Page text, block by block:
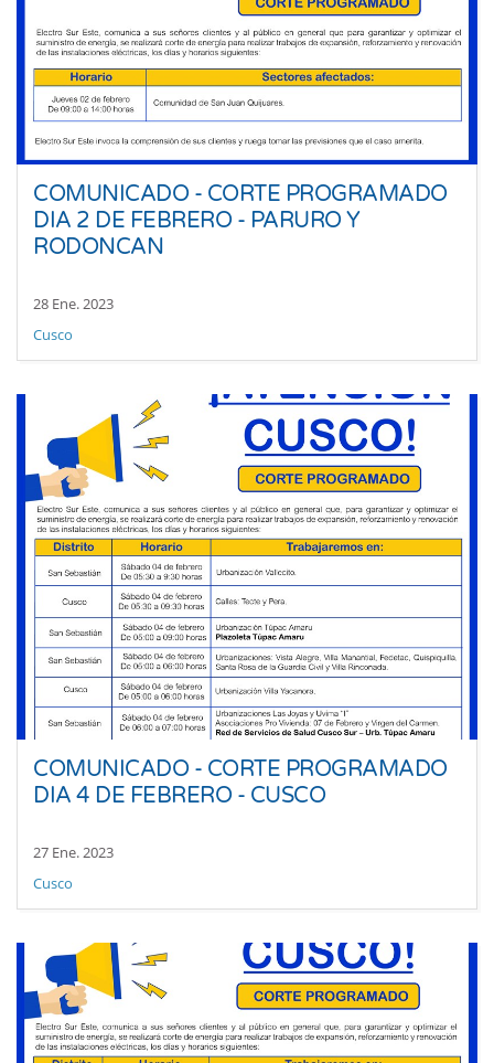
COMUNICADO - CORTE PROGRAMADO
DIA 2 DE FEBRERO - PARURO Y
RODONCAN
28 Ene. 2023
Cusco
COMUNICADO - CORTE PROGRAMADO
DIA 4 DE FEBRERO - CUSCO
27 Ene. 2023
Cusco